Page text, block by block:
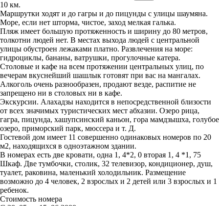
10 км.
Маршрутки ходят и до гагры и до пицунды с улицы шаумяна.
Море, если нет шторма, чистое, заход мелкая галька.
Пляж имеет большую протяженность и ширину до 80 метров,
толкотни людей нет. В местах выхода людей с центральной
улицы обустроен лежаками платно. Развлечения на море:
гидроциклы, бананы, ватрушки, прогулочные катера.
Столовые и кафе на всем протяжении центральных улиц, по
вечерам вкуснейший шашлык готовят при вас на мангалах.
Алкоголь очень разнообразен, продают везде, распитие не
запрещено ни в столовых ни в кафе.
Экскурсии. Алахадзы находится в непосредственной близости
от всех значимых туристических мест абхазии. Озеро рица,
гагра, пицунда, хашупсинский каньон, гора мамдзышха, голубое
озеро, приморский парк, мюссера и т. Д.
Гостевой дом имеет 11 совершенно одинаковых номеров по 20
м2, находящихся в одноэтажном здании.
В номерах есть две кровати, одна 1, 4*2, 0 вторая 1, 4 *1, 75
Шкаф. Две тумбочки, столик, 32 телевизор, кондиционер, душ,
туалет, раковина, маленький холодильник. Размещение
возможно до 4 человек, 2 взрослых и 2 детей или 3 взрослых и 1
ребенок.
Стоимость номера